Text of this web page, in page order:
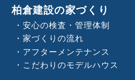
柏倉建設の家づくり
安心の検査・管理体制
家づくりの流れ
アフターメンテナンス
こだわりのモデルハウス